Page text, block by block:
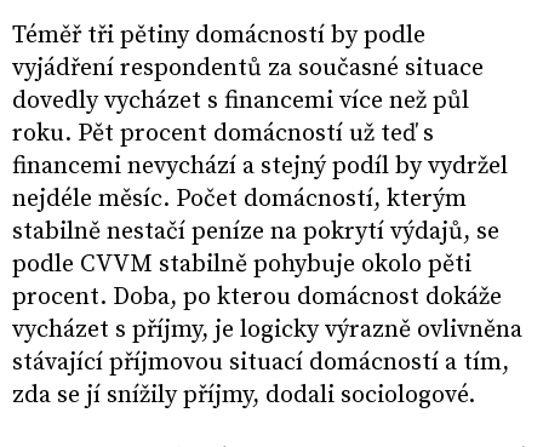
Téměř tři pětiny domácností by podle
vyjádření respondentů za současné situace
dovedly vycházet s financemi více než půl
roku. Pět procent domácností už teď s
financemi nevychází a stejný podíl by vydržel
nejdéle měsíc. Počet domácností, kterým
stabilně nestačí peníze na pokrytí výdajů, se
podle CVVM stabilně pohybuje okolo pěti
procent. Doba, po kterou domácnost dokáže
vycházet s příjmy, je logicky výrazně ovlivněna
stávající příjmovou situací domácností a tím,
zda se jí snížily příjmy, dodali sociologové.